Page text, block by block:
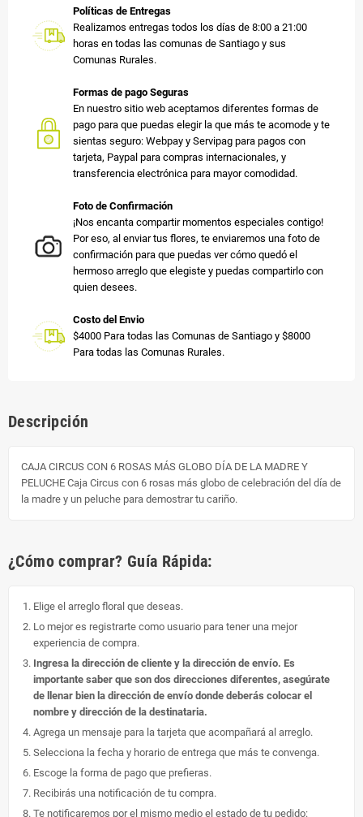
Políticas de Entregas
Realizamos entregas todos los días de 8:00 a 21:00
horas en todas las comunas de Santiago y sus
Comunas Rurales.
Formas de pago Seguras
En nuestro sitio web aceptamos diferentes formas de
pago para que puedas elegir la que más te acomode y te
sientas seguro: Webpay y Servipag para pagos con
tarjeta, Paypal para compras internacionales, y
transferencia electrónica para mayor comodidad.
Foto de Confirmación
¡Nos encanta compartir momentos especiales contigo!
Por eso, al enviar tus flores, te enviaremos una foto de
confirmación para que puedas ver cómo quedó el
hermoso arreglo que elegiste y puedas compartirlo con
quien desees.
Costo del Envio
$4000 Para todas las Comunas de Santiago y $8000
Para todas las Comunas Rurales.
Descripción
CAJA CIRCUS CON 6 ROSAS MÁS GLOBO DÍA DE LA MADRE Y
PELUCHE Caja Circus con 6 rosas más globo de celebración del día de
la madre y un peluche para demostrar tu cariño.
¿Cómo comprar? Guía Rápida:
Elige el arreglo floral que deseas.
Lo mejor es registrarte como usuario para tener una mejor
experiencia de compra.
Ingresa la dirección de cliente y la dirección de envío. Es
importante saber que son dos direcciones diferentes, asegúrate
de llenar bien la dirección de envío donde deberás colocar el
nombre y dirección de la destinataria.
Agrega un mensaje para la tarjeta que acompañará al arreglo.
Selecciona la fecha y horario de entrega que más te convenga.
Escoge la forma de pago que prefieras.
Recibirás una notificación de tu compra.
Te notificaremos por el mismo medio el estado de tu pedido: